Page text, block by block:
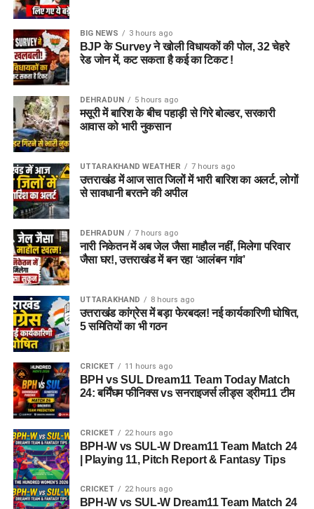
BIG NEWS 3 hours ago
BJP के Survey ने खोली विधायकों की पोल, 32 चेहरे
रेड जोन में, कट सकता है कई का टिकट !
DEHRADUN 5 hours ago
मसूरी में बारिश के बीच पहाड़ी से गिरे बोल्डर, सरकारी
आवास को भारी नुकसान
UTTARAKHAND WEATHER 7 hours ago
उत्तराखंड में आज सात जिलों में भारी बारिश का अलर्ट, लोगों
से सावधानी बरतने की अपील
DEHRADUN 7 hours ago
नारी निकेतन में अब जेल जैसा माहौल नहीं, मिलेगा परिवार
जैसा घर!, उत्तराखंड में बन रहा ‘आलंबन गांव’
UTTARAKHAND 8 hours ago
उत्तराखंड कांग्रेस में बड़ा फेरबदल! नई कार्यकारिणी घोषित,
5 समितियों का भी गठन
CRICKET 11 hours ago
BPH vs SUL Dream11 Team Today Match
24: बर्मिंघम फीनिक्स vs सनराइजर्स लीड्स ड्रीम11 टीम
CRICKET 22 hours ago
BPH-W vs SUL-W Dream11 Team Match 24
| Playing 11, Pitch Report & Fantasy Tips
CRICKET 22 hours ago
BPH-W vs SUL-W Dream11 Team Match 24